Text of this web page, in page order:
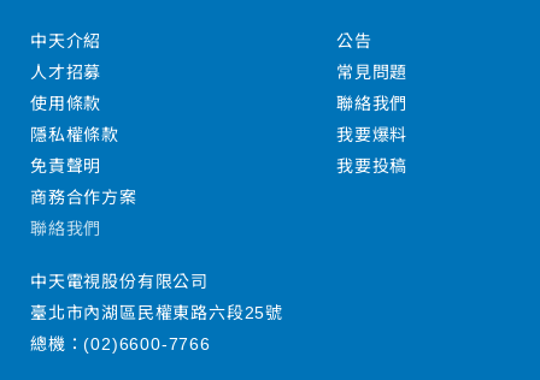
中天介紹
人才招募
使用條款
隱私權條款
免責聲明
商務合作方案
公告
常見問題
聯絡我們
我要爆料
我要投稿
聯絡我們
中天電視股份有限公司
臺北市內湖區民權東路六段25號
總機：(02)6600-7766